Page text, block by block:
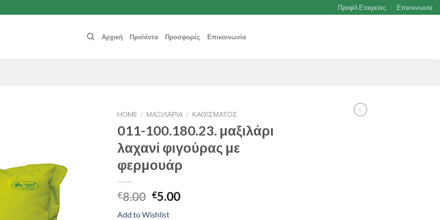
Προφίλ Εταιρείας Επικοινωνία
Αρχική Προϊόντα Προσφορές Επικοινωνία
HOME / ΜΑΞΙΛΆΡΙΑ / ΚΑΘΊΣΜΑΤΟΣ
011-100.180.23. μαξιλάρι
λαχανί φιγούρας με
φερμουάρ
€8.00 €5.00
Add to Wishlist